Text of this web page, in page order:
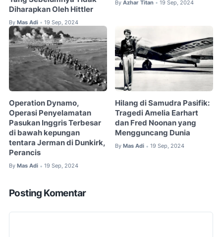
Diharapkan Oleh Hittler
By Mas Adi • 19 Sep, 2024
By Azhar Titan • 19 Sep, 2024
Operation Dynamo,
Operasi Penyelamatan
Pasukan Inggris Terbesar
di bawah kepungan
tentara Jerman di Dunkirk,
Perancis
By Mas Adi • 19 Sep, 2024
Hilang di Samudra Pasifik:
Tragedi Amelia Earhart
dan Fred Noonan yang
Mengguncang Dunia
By Mas Adi • 19 Sep, 2024
Posting Komentar